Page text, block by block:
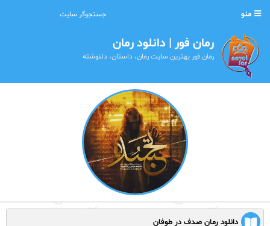
منو
رمان فور | دانلود رمان
رمان فور بهترین سایت رمان، داستان، دلنوشته
دانلود رمان صدف در طوفان